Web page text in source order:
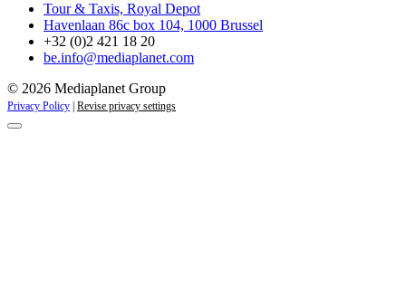
Tour & Taxis, Royal Depot
Havenlaan 86c box 104, 1000 Brussel
+32 (0)2 421 18 20
be.info@mediaplanet.com
© 2026 Mediaplanet Group
Privacy Policy Revise privacy settings